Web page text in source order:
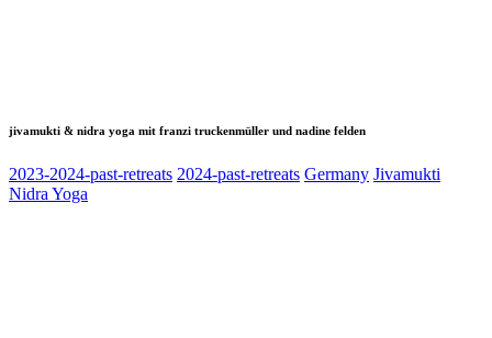
jivamukti & nidra yoga mit franzi truckenmüller und nadine felden
2023-2024-past-retreats 2024-past-retreats Germany Jivamukti
Nidra Yoga